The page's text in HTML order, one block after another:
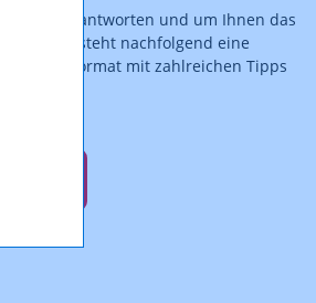
zu beantworten und um Ihnen das
steht nachfolgend eine
PDF-Format mit zahlreichen Tipps